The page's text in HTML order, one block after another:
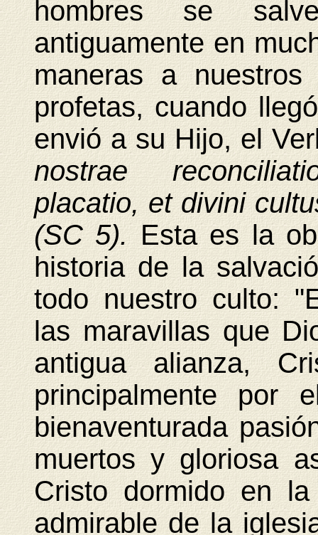
hombres se
antiguamente en
maneras a
profetas, cuando
envió a su Hijo, el
nostrae
placatio, et divini
(SC 5). Esta es la
historia de la
todo nuestro culto:
las maravillas que
antigua alianza,
principalmente por
bienaventurada
muertos y gloriosa
Cristo dormido en
admirable de la